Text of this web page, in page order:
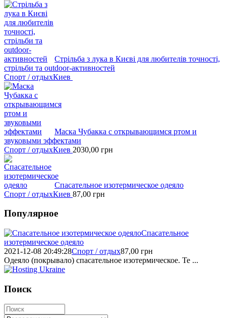
Стрільба з лука в Києві для любителів точності,
стрільби та outdoor-активностей
Спорт / отдыхКиев
Маска Чубакка с открывающимся ртом и
звуковыми эффектами
Спорт / отдыхКиев 2030,00 грн
Спасательное изотермическое одеяло
Спорт / отдыхКиев 87,00 грн
Популярное
Спасательное
изотермическое одеяло
2021-12-08 20:49:28Спорт / отдых87,00 грн
Одеяло (покрывало) спасательное изотермическое. Те ...
Поиск